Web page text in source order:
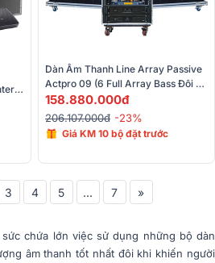
Dàn Âm Thanh Line Array Passive
Actpro 09 (6 Full Array Bass Đôi
20 KR608F + 2 Sub Hơi Bass Đôi
50 + 2 Đẩy + Cros +...)
158.880.000đ
206.107.000đ -23%
Giá KM 10 bộ đặt trước
3 4 5 ... 7 »
chứa lớn việc sử dụng những bộ dàn
âm thanh tốt nhất đôi khi khiến người